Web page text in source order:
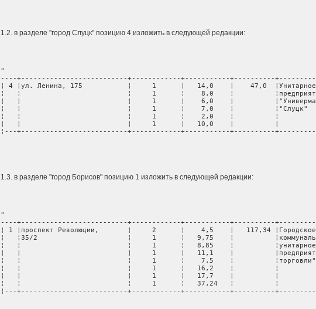
1.2. в разделе "город Слуцк" позицию 4 изложить в следующей редакции:
"
----+--------------------------+------------+-----------+----------
¦ 4 ¦ул. Ленина, 175           ¦     1      ¦   14,0    ¦    47,0
¦   ¦                          ¦     1      ¦    8,0    ¦
¦   ¦                          ¦     1      ¦    6,0    ¦
¦   ¦                          ¦     1      ¦    7,0    ¦          ¦"Слуцк"
¦   ¦                          ¦     1      ¦    2,0    ¦          ¦
¦   ¦                          ¦     1      ¦   10,0    ¦          ¦
¦---+--------------------------+------------+-----------+----------
1.3. в разделе "город Борисов" позицию 1 изложить в следующей редакции:
"
----+--------------------------+------------+-----------+----------
¦ 1 ¦проспект Революции,       ¦     2      ¦    4,5    ¦   117,34
¦   ¦35/2                      ¦     1      ¦   9,75    ¦
¦   ¦                          ¦     1      ¦   8,85    ¦
¦   ¦                          ¦     1      ¦   11,1    ¦
¦   ¦                          ¦     1      ¦    7,5    ¦
¦   ¦                          ¦     1      ¦   16,2    ¦          ¦
¦   ¦                          ¦     1      ¦   17,7    ¦          ¦
¦   ¦                          ¦     1      ¦   37,24   ¦          ¦
¦---+--------------------------+------------+-----------+----------